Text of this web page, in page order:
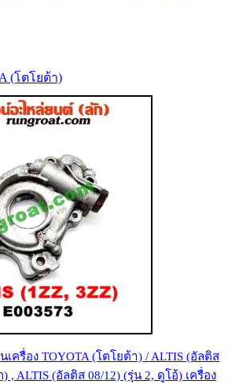
(โตโยต้า)
เครื่อง TOYOTA (โตโยต้า) / ALTIS (อัลติส
, ALTIS (อัลติส 08/12) (รุ่น 2, ดูโอ้) เครื่อง